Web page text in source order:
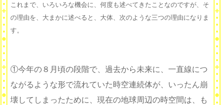
これまで、いろいろな機会に、何度も述べてきたことなのですが、そ
の理由を、大まかに述べると、大体、次のような三つの理由になりま
す。
①今年の８月頃の段階で、過去から未来に、一直線につ
ながるような形で流れていた時空連続体が、いったん崩
壊してしまったために、現在の地球周辺の時空間は、も